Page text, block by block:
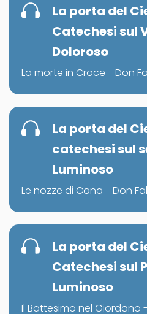
La porta del
Catechesi sul
Doloroso
La morte in Croce - Don
La porta del
catechesi sul
Luminoso
Le nozze di Cana - Don
La porta del
Catechesi sul
Luminoso
Il Battesimo nel Giordano